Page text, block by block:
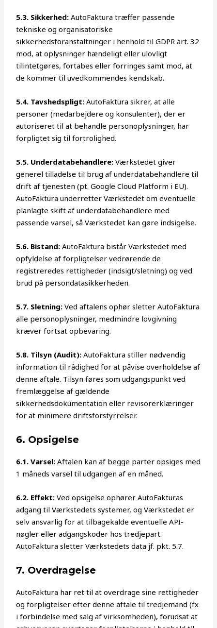
5.3. Sikkerhed: AutoFaktura træffer passende
tekniske og organisatoriske
sikkerhedsforanstaltninger i henhold til GDPR art. 32
mod, at oplysninger hændeligt eller ulovligt
tilintetgøres, fortabes eller forringes samt mod, at
de kommer til uvedkommendes kendskab.
5.4. Tavshedspligt: AutoFaktura sikrer, at alle
personer (medarbejdere og konsulenter), der er
autoriseret til at behandle personoplysninger, har
forpligtet sig til fortrolighed.
5.5. Underdatabehandlere: Værkstedet giver
generel tilladelse til brug af underdatabehandlere til
drift af tjenesten (pt. Google Cloud Platform i EU).
AutoFaktura underretter Værkstedet om eventuelle
planlagte skift af underdatabehandlere med
passende varsel, så Værkstedet kan gøre indsigelse.
5.6. Bistand: AutoFaktura bistår Værkstedet med
opfyldelse af forpligtelser vedrørende de
registreredes rettigheder (indsigt/sletning) og ved
brud på persondatasikkerheden.
5.7. Sletning: Ved aftalens ophør sletter AutoFaktura
alle personoplysninger, medmindre lovgivning
kræver fortsat opbevaring.
5.8. Tilsyn (Audit): AutoFaktura stiller nødvendig
information til rådighed for at påvise overholdelse af
denne aftale. Tilsyn føres som udgangspunkt ved
fremlæggelse af gældende
sikkerhedsdokumentation eller revisorerklæringer
for at minimere driftsforstyrrelser.
6. Opsigelse
6.1. Varsel: Aftalen kan af begge parter opsiges med
1 måneds varsel til udgangen af en måned.
6.2. Effekt: Ved opsigelse ophører AutoFakturas
adgang til Værkstedets systemer, og Værkstedet er
selv ansvarlig for at tilbagekalde eventuelle API-
nøgler eller adgangskoder hos tredjepart.
AutoFaktura sletter Værkstedets data jf. pkt. 5.7.
7. Overdragelse
AutoFaktura har ret til at overdrage sine rettigheder
og forpligtelser efter denne aftale til tredjemand (fx
i forbindelse med salg af virksomheden), forudsat at